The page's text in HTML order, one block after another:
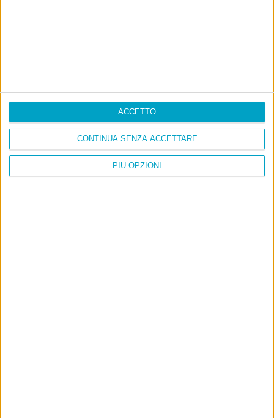
PIÙ OPZIONI
CONTINUA SENZA ACCETTARE
ACCETTO